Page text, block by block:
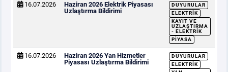
16.07.2026
Haziran 2026 Elektrik Piyasası
Uzlaştırma Bildirimi
DUYURULAR
ELEKTRIK
KAYIT VE
UZLAŞTIRMA
- ELEKTRIK
PIYASA
16.07.2026
Haziran 2026 Yan Hizmetler
Piyasası Uzlaştırma Bildirimi
DUYURULAR
ELEKTRIK